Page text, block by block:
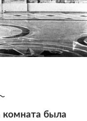
комната была